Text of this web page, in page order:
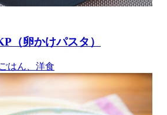
（卵かけパスタ）
はん、洋食